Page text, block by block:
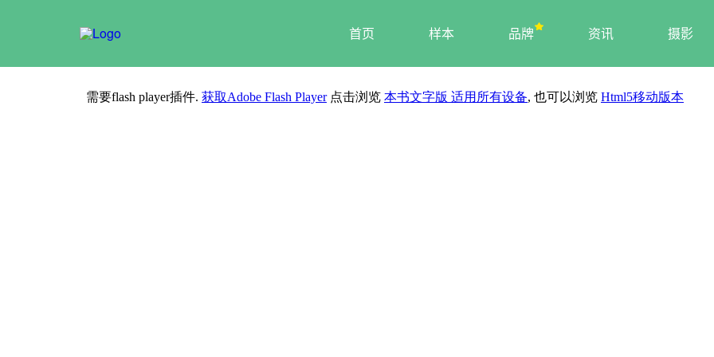
首页 样本 品牌 资讯 摄影